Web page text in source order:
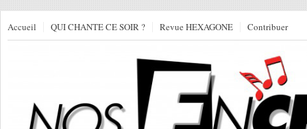
Accueil QUI CHANTE CE SOIR ? Revue HEXAGONE Contribuer